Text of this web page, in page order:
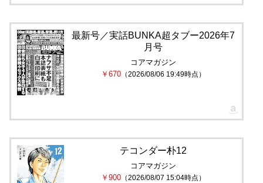
最新号／実話BUNKA超タブー2026年7
月号
コアマガジン
￥670 （2026/08/06 19:49時点）
テコンダー朴12
コアマガジン
￥900 （2026/08/07 15:04時点）